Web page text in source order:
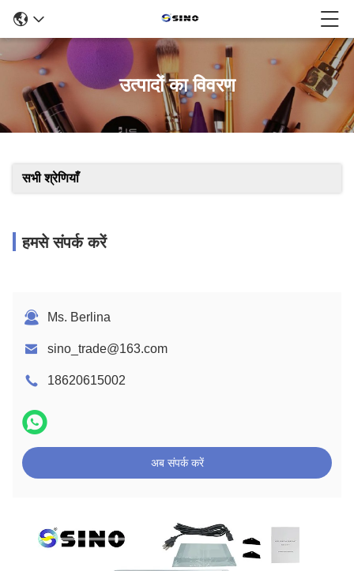
उत्पादों का विवरण
सभी श्रेणियाँ
हमसे संपर्क करें
Ms. Berlina
sino_trade@163.com
18620615002
अब संपर्क करें